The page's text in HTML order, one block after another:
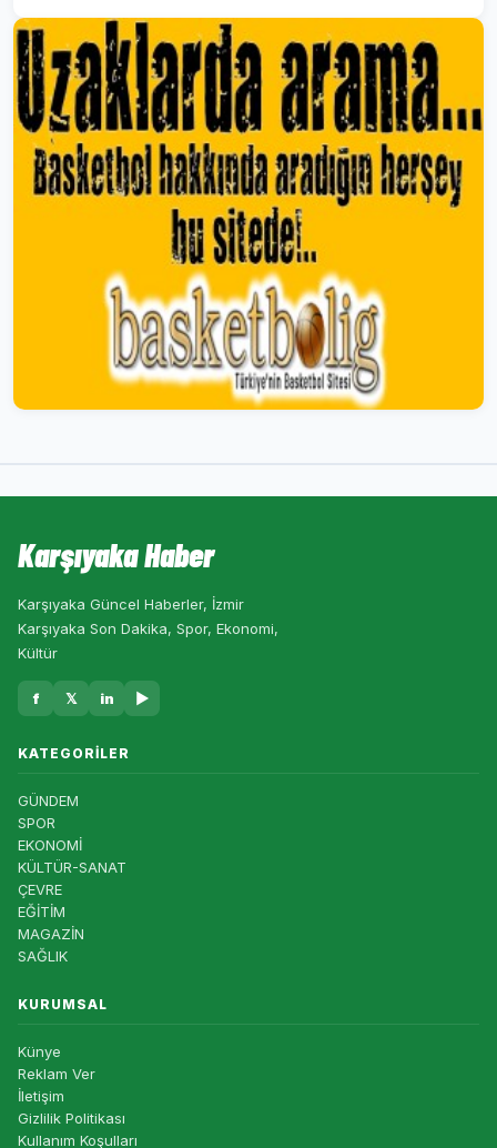
Karşıyaka Haber
Karşıyaka Güncel Haberler, İzmir
Karşıyaka Son Dakika, Spor, Ekonomi,
Kültür
f 𝕏 in ▶
KATEGORILER
GÜNDEM
SPOR
EKONOMİ
KÜLTÜR-SANAT
ÇEVRE
EĞİTİM
MAGAZİN
SAĞLIK
KURUMSAL
Künye
Reklam Ver
İletişim
Gizlilik Politikası
Kullanım Koşulları